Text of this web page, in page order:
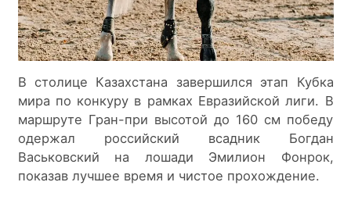
В столице Казахстана завершился этап Кубка
мира по конкуру в рамках Евразийской лиги. В
маршруте Гран-при высотой до 160 см победу
одержал российский всадник Богдан
Васьковский на лошади Эмилион Фонрок,
показав лучшее время и чистое прохождение.